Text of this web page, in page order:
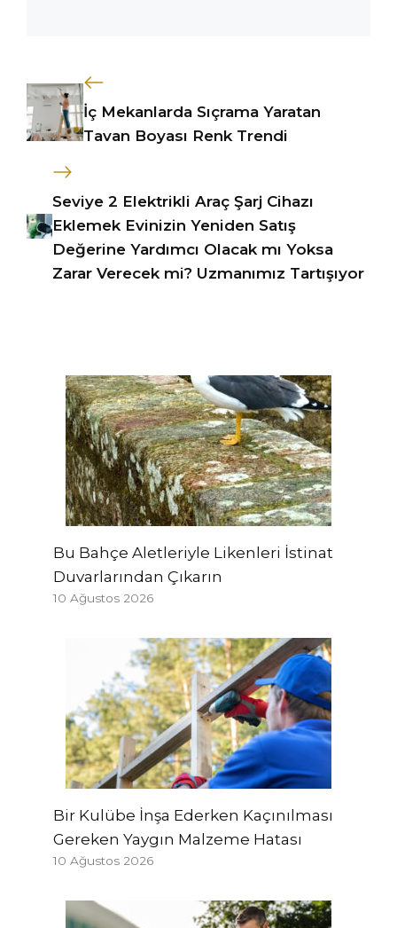
İç Mekanlarda Sıçrama Yaratan
Tavan Boyası Renk Trendi
Seviye 2 Elektrikli Araç Şarj Cihazı
Eklemek Evinizin Yeniden Satış
Değerine Yardımcı Olacak mı Yoksa
Zarar Verecek mi? Uzmanımız Tartışıyor
Bu Bahçe Aletleriyle Likenleri İstinat
Duvarlarından Çıkarın
10 Ağustos 2026
Bir Kulübe İnşa Ederken Kaçınılması
Gereken Yaygın Malzeme Hatası
10 Ağustos 2026